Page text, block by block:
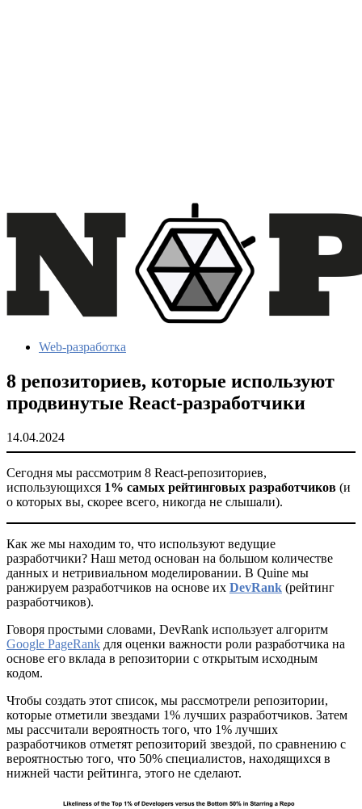
Web-разработка
8 репозиториев, которые используют
продвинутые React-разработчики
14.04.2024
Сегодня мы рассмотрим 8 React-репозиториев,
использующихся 1% самых рейтинговых разработчиков (и
о которых вы, скорее всего, никогда не слышали).
Как же мы находим то, что используют ведущие
разработчики? Наш метод основан на большом количестве
данных и нетривиальном моделировании. В Quine мы
ранжируем разработчиков на основе их DevRank (рейтинг
разработчиков).
Говоря простыми словами, DevRank использует алгоритм
Google PageRank для оценки важности роли разработчика на
основе его вклада в репозитории с открытым исходным
кодом.
Чтобы создать этот список, мы рассмотрели репозитории,
которые отметили звездами 1% лучших разработчиков. Затем
мы рассчитали вероятность того, что 1% лучших
разработчиков отметят репозиторий звездой, по сравнению с
вероятностью того, что 50% специалистов, находящихся в
нижней части рейтинга, этого не сделают.